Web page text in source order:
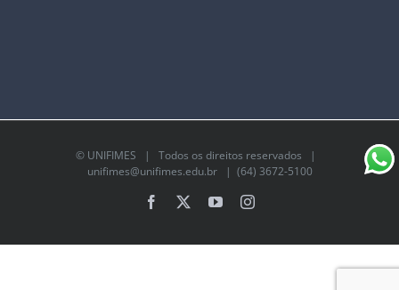
© UNIFIMES | Todos os direitos reservados |
unifimes@unifimes.edu.br| (64) 3672-5100
Facebook YouTubeInstagram